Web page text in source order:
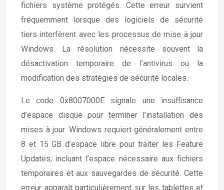
fichiers système protégés. Cette erreur survient
fréquemment lorsque des logiciels de sécurité
tiers interfèrent avec les processus de mise à jour
Windows. La résolution nécessite souvent la
désactivation temporaire de l’antivirus ou la
modification des stratégies de sécurité locales.
Le code 0x8007000E signale une insuffisance
d’espace disque pour terminer l’installation des
mises à jour. Windows requiert généralement entre
8 et 15 GB d’espace libre pour traiter les Feature
Updates, incluant l’espace nécessaire aux fichiers
temporaires et aux sauvegardes de sécurité. Cette
erreur apparaît particulièrement sur les tablettes et